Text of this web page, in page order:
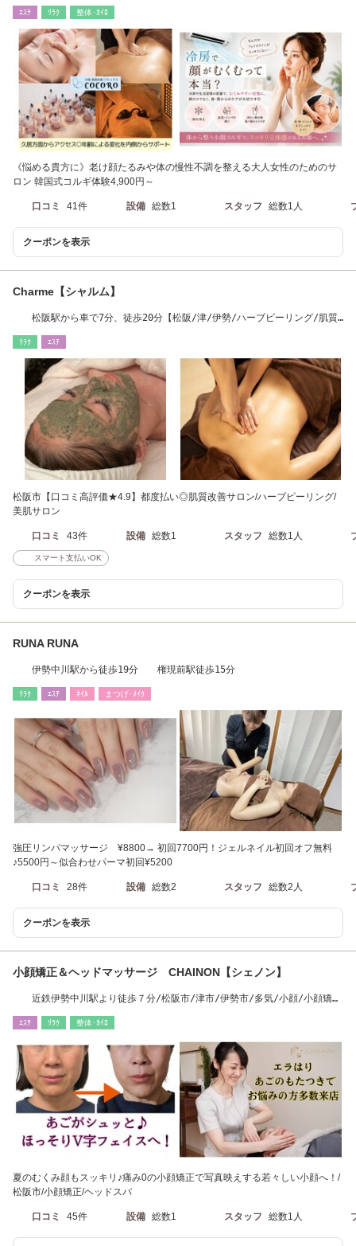
ｴｽﾃ ﾘﾗｸ 整体･ｶｲﾛ
《悩める貴方に》老け顔たるみや体の慢性不調を整える大人女性のためのサ
ロン 韓国式コルギ体験4,900円～
口コミ 41件 設備 総数1 スタッフ 総数1人
クーポンを表示
Charme【シャルム】
松阪駅から車で7分、徒歩20分【松阪/津/伊勢/ハーブピーリング/肌質
ﾘﾗｸ ｴｽﾃ
松阪市【口コミ高評価★4.9】都度払い◎肌質改善サロン/ハーブピーリング/
美肌サロン
口コミ 43件 設備 総数1 スタッフ 総数1人
スマート支払いOK
クーポンを表示
RUNA RUNA
伊勢中川駅から徒歩19分 権現前駅徒歩15分
ﾘﾗｸ ｴｽﾃ ﾈｲﾙ まつげ･ﾒｲｸ
強圧リンパマッサージ ¥8800→ 初回7700円！ジェルネイル初回オフ無料
♪5500円～似合わせパーマ初回¥5200
口コミ 28件 設備 総数2 スタッフ 総数2人
クーポンを表示
小顔矯正＆ヘッドマッサージ CHAINON【シェノン】
近鉄伊勢中川駅より徒歩７分/松阪市/津市/伊勢市/多気/小顔/小顔矯
ｴｽﾃ ﾘﾗｸ 整体･ｶｲﾛ
夏のむくみ顔もスッキリ♪痛み0の小顔矯正で写真映えする若々しい小顔へ！/
松阪市/小顔矯正/ヘッドスパ
口コミ 45件 設備 総数1 スタッフ 総数1人